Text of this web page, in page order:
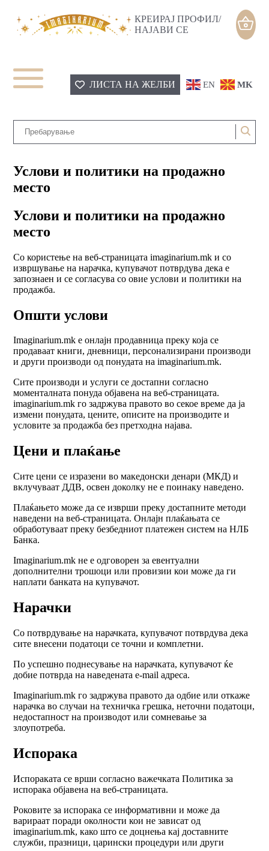
КРЕИРАЈ ПРОФИЛ/
НАЈАВИ СЕ
ЛИСТА НА ЖЕЛБИ EN MK
Услови и политики на продажно
место
Услови и политики на продажно
место
Со користење на веб-страницата imaginarium.mk и со
извршување на нарачка, купувачот потврдува дека е
запознаен и се согласува со овие услови и политики на
продажба.
Општи услови
Imaginarium.mk е онлајн продавница преку која се
продаваат книги, дневници, персонализирани производи
и други производи од понудата на imaginarium.mk.
Сите производи и услуги се достапни согласно
моменталната понуда објавена на веб-страницата.
imaginarium.mk го задржува правото во секое време да ја
измени понудата, цените, описите на производите и
условите за продажба без претходна најава.
Цени и плаќање
Сите цени се изразени во македонски денари (МКД) и
вклучуваат ДДВ, освен доколку не е поинаку наведено.
Плаќањето може да се изврши преку достапните методи
наведени на веб-страницата. Онлајн плаќањата се
обработуваат преку безбедниот платежен систем на НЛБ
Банка.
Imaginarium.mk не е одговорен за евентуални
дополнителни трошоци или провизии кои може да ги
наплати банката на купувачот.
Нарачки
Со потврдување на нарачката, купувачот потврдува дека
сите внесени податоци се точни и комплетни.
По успешно поднесување на нарачката, купувачот ќе
добие потврда на наведената e-mail адреса.
Imaginarium.mk го задржува правото да одбие или откаже
нарачка во случаи на техничка грешка, неточни податоци,
недостапност на производот или сомневање за
злоупотреба.
Испорака
Испораката се врши согласно важечката Политика за
испорака објавена на веб-страницата.
Роковите за испорака се информативни и може да
варираат поради околности кои не зависат од
imaginarium.mk, како што се доцнења кај доставните
служби, празници, царински процедури или други